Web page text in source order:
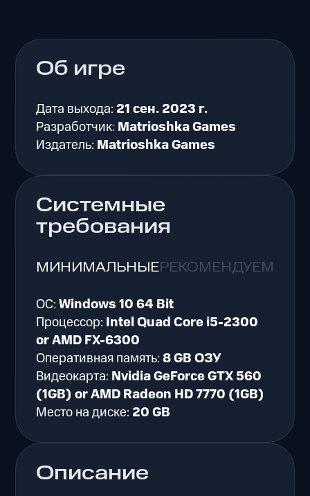
Описание
Об игре
Дата выхода: 21 сен. 2023 г.
Разработчик: Matrioshka Games
Издатель: Matrioshka Games
Системные
требования
МИНИМАЛЬНЫЕРЕКОМЕНДУЕМЫЕ
ОС:Windows 10 64 Bit
Процессор: Intel Quad Core i5-2300
or AMD FX-6300
Оперативная память:8 GB ОЗУ
Видеокарта: Nvidia GeForce GTX 560
(1GB) or AMD Radeon HD 7770 (1GB)
Место на диске: 20 GB